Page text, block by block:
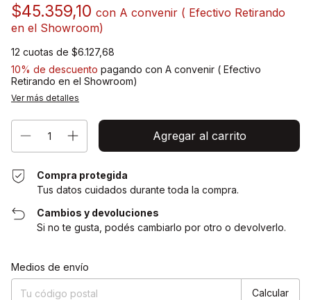
$45.359,10 con A convenir ( Efectivo Retirando
en el Showroom)
12 cuotas de $6.127,68
10% de descuento pagando con A convenir ( Efectivo
Retirando en el Showroom)
Ver más detalles
Compra protegida
Tus datos cuidados durante toda la compra.
Cambios y devoluciones
Si no te gusta, podés cambiarlo por otro o devolverlo.
Entregas para el CP:
Medios de envío
Calcular